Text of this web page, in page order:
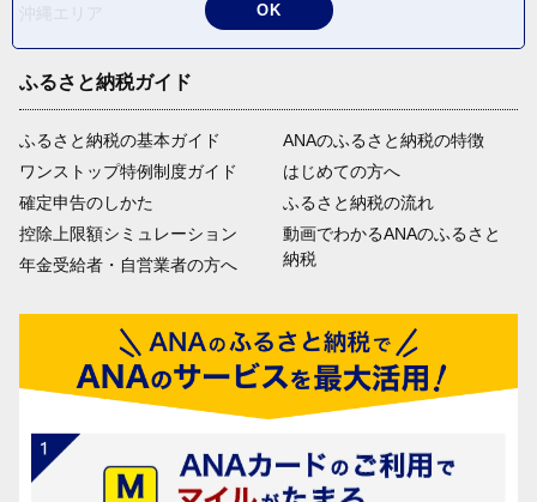
ふるさと納税ガイド
ふるさと納税の基本ガイド
ワンストップ特例制度ガイド
確定申告のしかた
控除上限額シミュレーション
年金受給者・自営業者の方へ
ANAのふるさと納税の特徴
はじめての方へ
ふるさと納税の流れ
動画でわかるANAのふるさと
納税
OK